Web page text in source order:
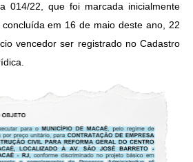
014/22, que foi marcada inicialmente
em 16 de maio deste ano, 22
vencedor ser registrado no Cadastro